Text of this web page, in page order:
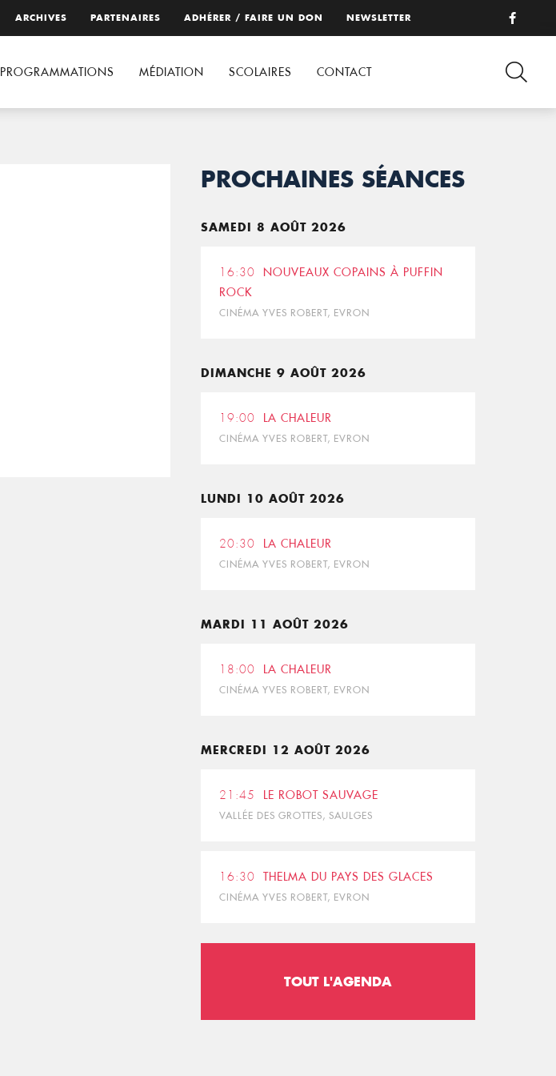
ARCHIVES PARTENAIRES ADHÉRER / FAIRE UN DON NEWSLETTER
PROGRAMMATIONS MÉDIATION SCOLAIRES CONTACT
PROCHAINES SÉANCES
SAMEDI 8 AOÛT 2026
16:30
NOUVEAUX COPAINS À PUFFIN
ROCK
CINÉMA YVES ROBERT, EVRON
DIMANCHE 9 AOÛT 2026
19:00 LA CHALEUR
CINÉMA YVES ROBERT, EVRON
LUNDI 10 AOÛT 2026
20:30 LA CHALEUR
CINÉMA YVES ROBERT, EVRON
MARDI 11 AOÛT 2026
18:00 LA CHALEUR
CINÉMA YVES ROBERT, EVRON
MERCREDI 12 AOÛT 2026
21:45 LE ROBOT SAUVAGE
VALLÉE DES GROTTES, SAULGES
16:30 THELMA DU PAYS DES GLACES
CINÉMA YVES ROBERT, EVRON
TOUT L'AGENDA